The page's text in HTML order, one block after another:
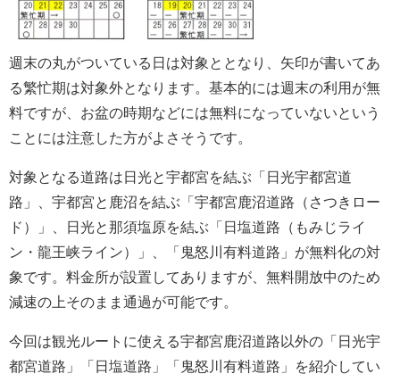
週末の丸がついている日は対象ととなり、矢印が書いてあ
る繁忙期は対象外となります。基本的には週末の利用が無
料ですが、お盆の時期などには無料になっていないという
ことには注意した方がよさそうです。
対象となる道路は日光と宇都宮を結ぶ「日光宇都宮道
路」、宇都宮と鹿沼を結ぶ「宇都宮鹿沼道路（さつきロー
ド）」、日光と那須塩原を結ぶ「日塩道路（もみじライ
ン・龍王峡ライン）」、「鬼怒川有料道路」が無料化の対
象です。料金所が設置してありますが、無料開放中のため
減速の上そのまま通過が可能です。
今回は観光ルートに使える宇都宮鹿沼道路以外の「日光宇
都宮道路」「日塩道路」「鬼怒川有料道路」を紹介してい